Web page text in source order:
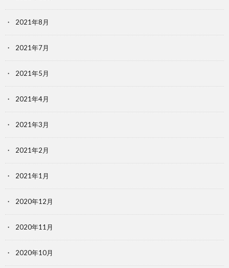
2021年8月
2021年7月
2021年5月
2021年4月
2021年3月
2021年2月
2021年1月
2020年12月
2020年11月
2020年10月